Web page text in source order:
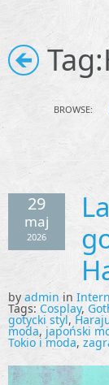
Home
Contact
Tag:
BROWSE:
29
maj
2026
by admin in
Tags: Cosplay,
gotycki styl,
moda, japoński
Tokio i moda,